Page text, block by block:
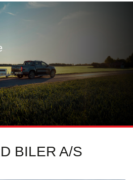
BILER A/S